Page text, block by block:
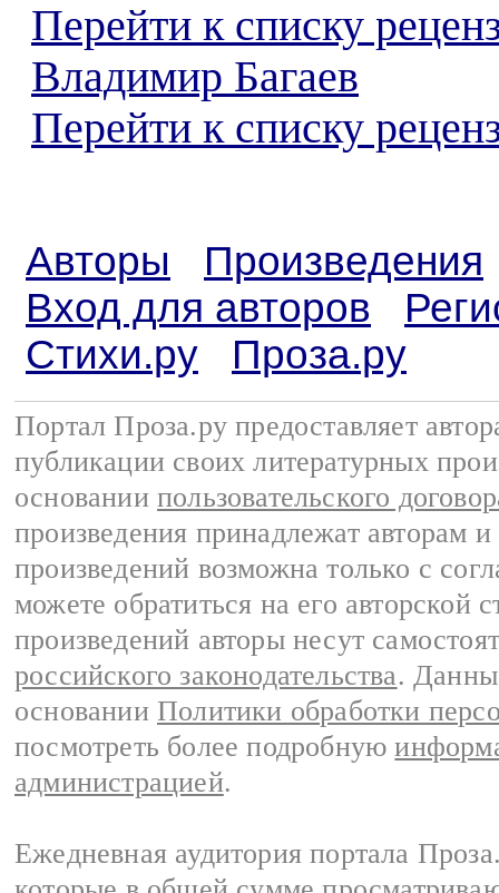
Перейти к списку
Владимир Багаев
Перейти к списку
Авторы
Произведения
Вход для авторов
Стихи.ру
Проза.ру
Портал Проза.ру предоставляет
публикации своих литературных
основании пользовательского
произведения принадлежат авторам
произведений возможна только с
можете обратиться на его авторской
произведений авторы несут
российского законодательства.
основании Политики обработки
посмотреть более подробную
администрацией.
Ежедневная аудитория портала